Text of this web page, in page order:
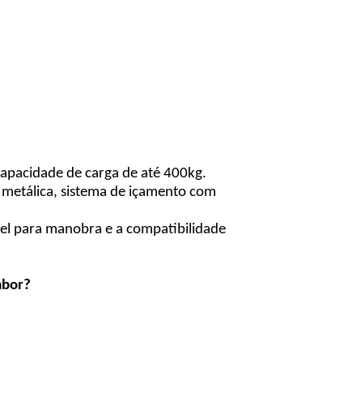
de carga de até 400kg.
sistema de içamento com
para manobra e a compatibilidade